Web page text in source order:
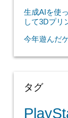
生成AIを使
して3Dプリ
今年遊んだ
タグ